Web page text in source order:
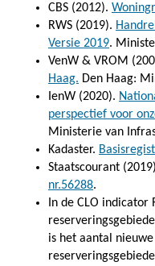
CBS (2012).
RWS (2019).
Versie 2019.
VenW & VROM
Haag. Den Haag:
IenW (2020).
perspectief voor
Ministerie van
Kadaster.
Staatscourant
nr.56288.
In de CLO
is het aantal